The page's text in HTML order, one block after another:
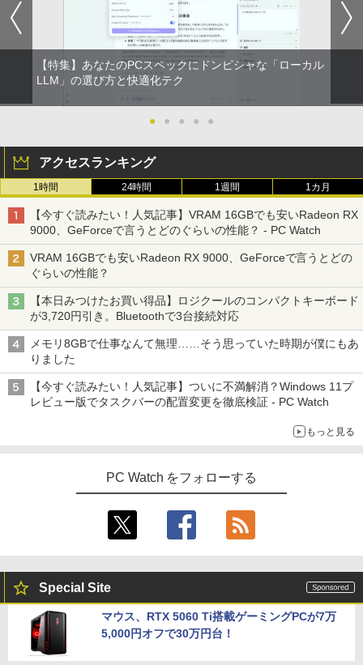
【特集】あなたのPCスペックにドンピシャな「ローカル
LLM」の選び方と快適化テク
● ● ● ● ●
アクセスランキング
1時間 24時間 1週間 1カ月
【今すぐ読みたい！人気記事】VRAM 16GBでも安いRadeon RX
9000、GeForceで言うとどのぐらいの性能？ - PC Watch
VRAM 16GBでも安いRadeon RX 9000、GeForceで言うとどの
ぐらいの性能？
【本日みつけたお買い得品】ロジクールのコンパクトキーボード
が3,720円引き。Bluetoothで3台接続対応
メモリ8GBで仕事なんて無理……そう思っていた時期が僕にもあ
りました
【今すぐ読みたい！人気記事】ついに不満解消？Windows 11プ
レビュー版でタスクバーの配置変更を徹底検証 - PC Watch
もっと見る
PC Watch をフォローする
Special Site
マウス、RTX 5060 Ti搭載ゲーミングPCが7万
5,000円オフで30万円台！